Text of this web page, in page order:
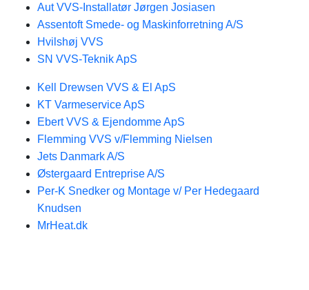
Aut VVS-Installatør Jørgen Josiasen
Assentoft Smede- og Maskinforretning A/S
Hvilshøj VVS
SN VVS-Teknik ApS
Kell Drewsen VVS & El ApS
KT Varmeservice ApS
Ebert VVS & Ejendomme ApS
Flemming VVS v/Flemming Nielsen
Jets Danmark A/S
Østergaard Entreprise A/S
Per-K Snedker og Montage v/ Per Hedegaard
Knudsen
MrHeat.dk